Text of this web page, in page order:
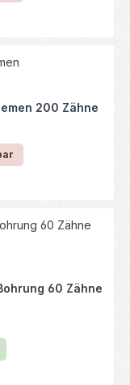
von 5 von 5
200 Zähne
von 5 von 5
60 Zähne